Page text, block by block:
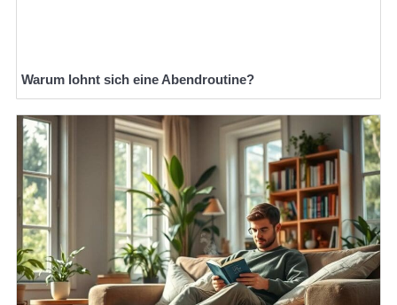
Warum lohnt sich eine Abendroutine?